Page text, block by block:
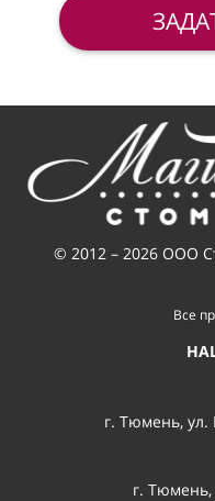
© 2012 – 2026 ООО
Все
г. Тюмень, ул.
г.